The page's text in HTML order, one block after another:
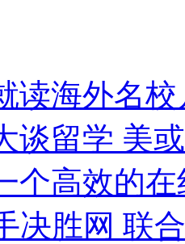
读海外名
谈留学 美
个高效的
决胜网 联